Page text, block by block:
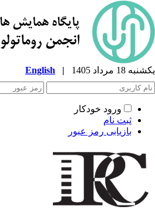
18 مرداد 1405 |
English
ورود خودکار
ثبت نام
بازیابی رمز عبور